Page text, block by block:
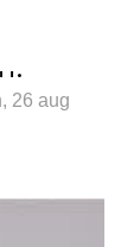
26 aug